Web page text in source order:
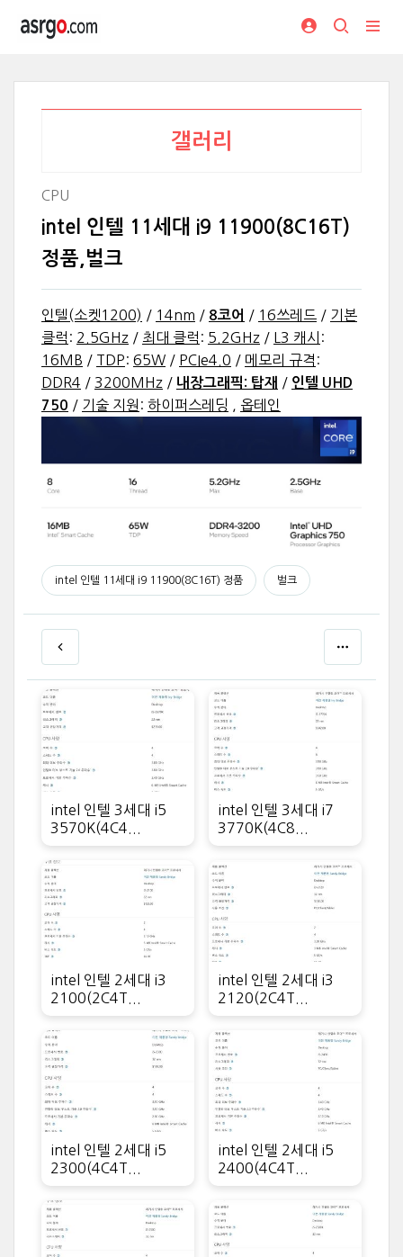
갤러리
CPU
intel 인텔 11세대 i9 11900(8C16T)
정품,벌크
인텔(소켓1200) / 14nm / 8코어 / 16쓰레드 / 기본
클럭 : 2.5GHz / 최대 클럭 : 5.2GHz / L3 캐시 :
16MB / TDP: 65W / PCIe4.0 / 메모리 규격 :
DDR4 / 3200MHz / 내장그래픽: 탑재 / 인텔 UHD
750 / 기술 지원 : 하이퍼스레딩 옵테인
intel 인텔 11세대 i9 11900(8C16T) 정품 벌크
intel 인텔 3세대 i5
3570K(4C4...
intel 인텔 3세대 i7
3770K(4C8...
intel 인텔 2세대 i3
2100(2C4T...
intel 인텔 2세대 i3
2120(2C4T...
intel 인텔 2세대 i5
2300(4C4T...
intel 인텔 2세대 i5
2400(4C4T...